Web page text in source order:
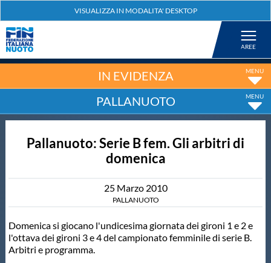
Nuoto
Tuffi
Salvamento
IN EVIDENZA
PALLANUOTO
Pallanuoto: Serie B fem. Gli arbitri di
domenica
25 Marzo 2010
PALLANUOTO
Domenica si giocano l'undicesima giornata dei gironi 1 e 2 e
l'ottava dei gironi 3 e 4 del campionato femminile di serie B.
Arbitri e programma.